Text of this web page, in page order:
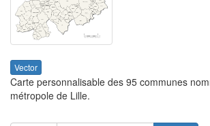
Vector
Carte personnalisable des 95 communes
métropole de Lille.